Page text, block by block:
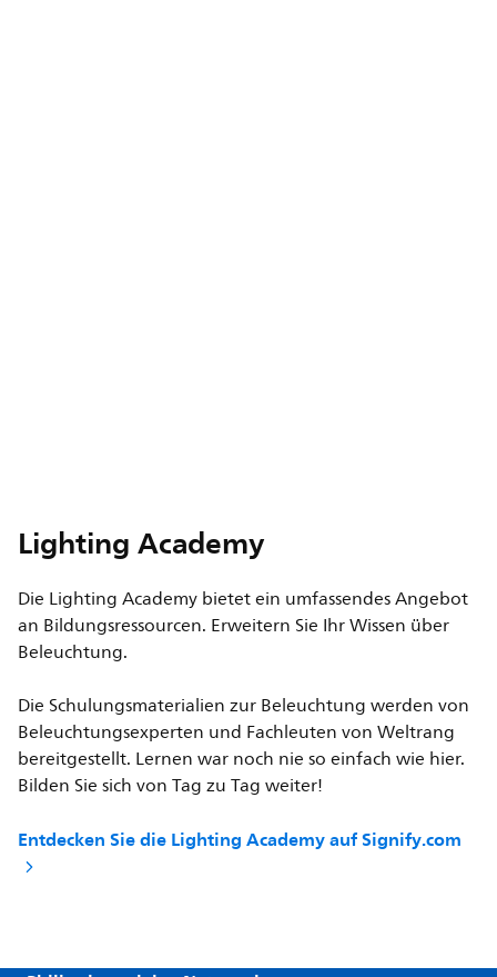
Lighting Academy
Die Lighting Academy bietet ein umfassendes Angebot
an Bildungsressourcen. Erweitern Sie Ihr Wissen über
Beleuchtung.
Die Schulungsmaterialien zur Beleuchtung werden von
Beleuchtungsexperten und Fachleuten von Weltrang
bereitgestellt. Lernen war noch nie so einfach wie hier.
Bilden Sie sich von Tag zu Tag weiter!
Entdecken Sie die Lighting Academy auf Signify.com